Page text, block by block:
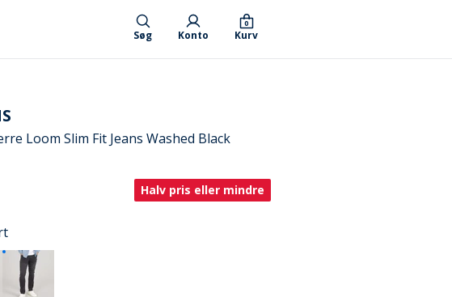
Søg Konto Kurv
0
Loom Slim Fit Jeans Washed Black
Halv pris eller mindre